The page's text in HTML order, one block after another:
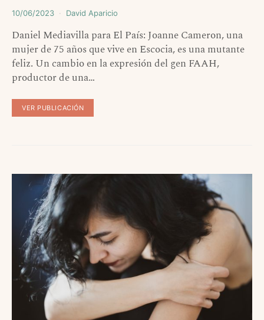
10/06/2023 David Aparicio
Daniel Mediavilla para El País: Joanne Cameron, una
mujer de 75 años que vive en Escocia, es una mutante
feliz. Un cambio en la expresión del gen FAAH,
productor de una…
VER PUBLICACIÓN